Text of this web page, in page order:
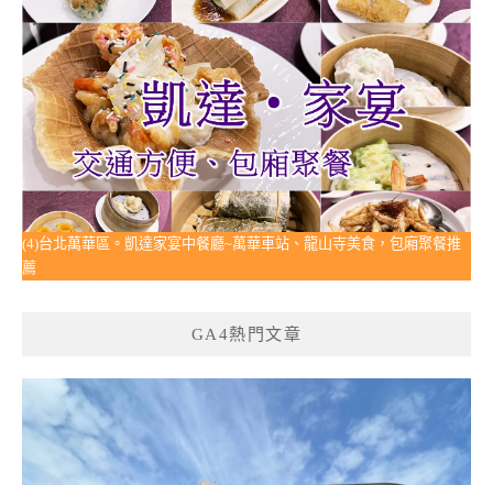
(4)台北萬華區。凱達家宴中餐廳~萬華車站、龍山寺美食，包廂聚餐推
薦
GA4熱門文章